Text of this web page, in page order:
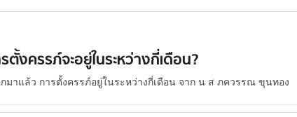
ตั้งครรภ์จะอยู่ในระหว่างกี่เดือน?
มาแล้ว การตั้งครรภ์อยู่ในระหว่างกี่เดือน จาก น ส ภควรรณ ขุนทอง